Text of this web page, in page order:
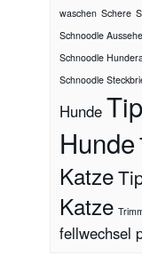
waschen Schere
Schnoodle
Schnoodle
Schnoodle
Hunde
Hunde
Katze
Katze
fellwechsel